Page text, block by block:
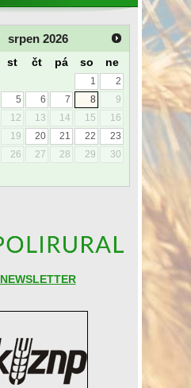
srpen 2026
st čt pá so ne
1
2
5 6 7 8
9
12 13 14 15
16
19 20 21 22
23
26 27 28 29
30
NEWSLETTER